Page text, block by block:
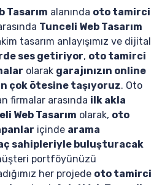
Tasarım alanında oto tamirci
Tunceli Web Tasarım
tasarım anlayışımız ve dijital
ses getiriyor, oto tamirci
olarak garajınızın online
çok ötesine taşıyoruz. Oto
firmalar arasında ilk akla
Web Tasarım olarak, oto
içinde arama
sahipleriyle buluşturacak
portföyünüzü
her projede oto tamirci